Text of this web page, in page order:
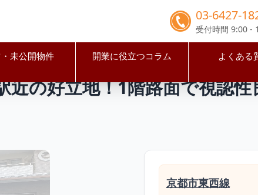
03-6427-
受付時間 9:00 -
未公開物件 開業に役立つコラム よくある
中京区 烏丸御池駅 烏丸御池駅徒歩4分 駅近の好立地！1
の好立地！1階路面で視認
京都市東西線